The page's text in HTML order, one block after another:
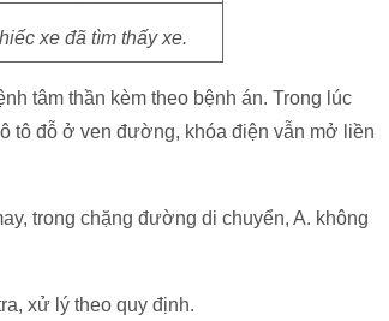
xe đã tìm thấy xe.
tâm thần kèm theo bệnh án. Trong lúc
tô đỗ ở ven đường, khóa điện vẫn mở liền
trong chặng đường di chuyển, A. không
xử lý theo quy định.